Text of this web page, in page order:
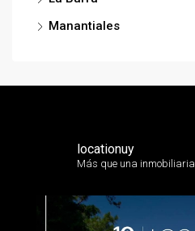
Manantiales
locationuy
Más que una inmobiliaria.⁣